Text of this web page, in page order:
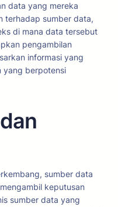
data yang mereka
terhadap sumber data,
di mana data tersebut
pengambilan
informasi yang
yang berpotensi
sumber data
keputusan
sumber data yang